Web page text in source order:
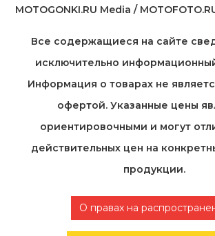
MOTOGONKI.RU Media /
Все содержащиеся на cайте
исключительно
Информация о товарах не
офертой. Указанные цены
ориентировочными и могут
действительных цен на
продукции.
О правах на